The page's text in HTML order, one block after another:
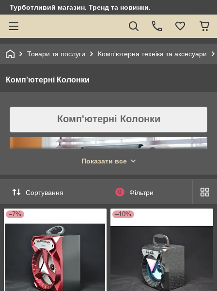
Турботливий магазин. Тренд та новинки.
Товари та послуги Комп'ютерна техніка та аксесуари
Комп'ютерні Колонки
Комп'ютерні Колонки
Показати все
Сортування 0 Фільтри
–7% –10%